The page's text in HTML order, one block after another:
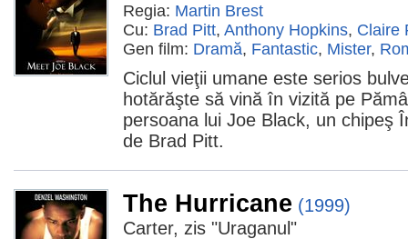
Regia: Martin Brest
Cu: Brad Pitt, Anthony Hopkins, Claire
Gen film: Dramă, Fantastic, Mister,
Ciclul vieţii umane este serios
hotărăşte să vină în vizită pe
persoana lui Joe Black, un chipeş
de Brad Pitt.
The Hurricane (1999)
Carter, zis "Uraganul"